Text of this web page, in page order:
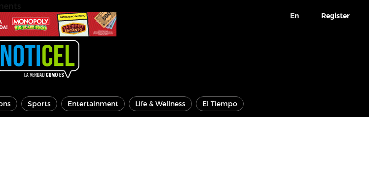
En Register
Sports Entertainment Life & Wellness El Tiempo